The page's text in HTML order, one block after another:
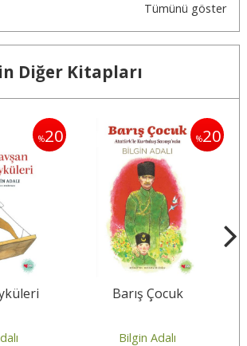
Tümünü göster
Diğer Kitapları
%20 %20
Barış Çocuk
Bilgin Adalı